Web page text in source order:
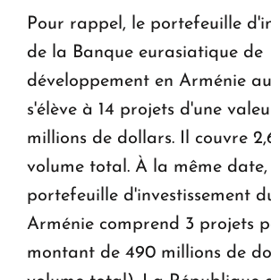
Pour rappel, le portefeuille
de la Banque eurasiatique de
développement en Arménie
s'élève à 14 projets d'une
millions de dollars. Il couvre
volume total. À la même date,
portefeuille d'investissement
Arménie comprend 3 projets
montant de 490 millions de